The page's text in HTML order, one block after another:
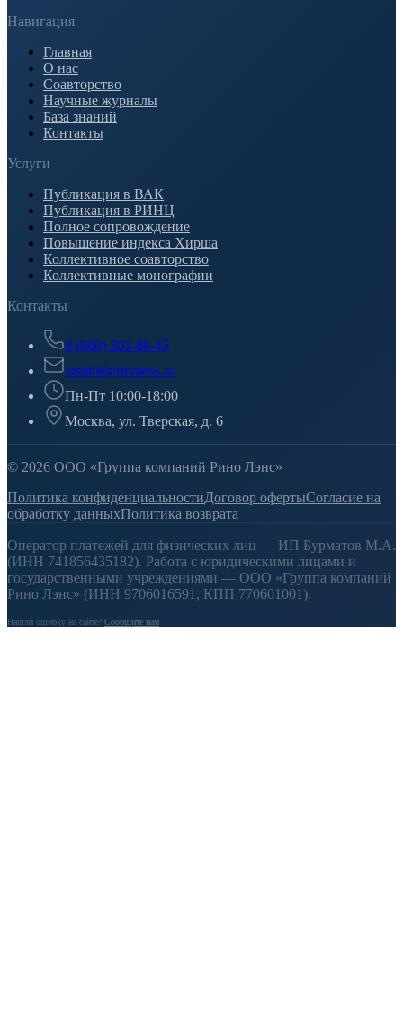
Навигация
Главная
О нас
Соавторство
Научные журналы
База знаний
Контакты
Услуги
Публикация в ВАК
Публикация в РИНЦ
Полное сопровождение
Повышение индекса Хирша
Коллективное соавторство
Коллективные монографии
Контакты
8 (800) 301-88-45
institut@rinolens.ru
Пн-Пт 10:00-18:00
Москва, ул. Тверская, д. 6
© 2026 ООО «Группа компаний Рино Лэнс»
Политика конфиденциальностиДоговор офертыСогласие на
обработку данныхПолитика возврата
Оператор платежей для физических лиц — ИП Бурматов М.А.
(ИНН 741856435182). Работа с юридическими лицами и
государственными учреждениями — ООО «Группа компаний
Рино Лэнс» (ИНН 9706016591, КПП 770601001).
Нашли ошибку на сайте? Сообщите нам